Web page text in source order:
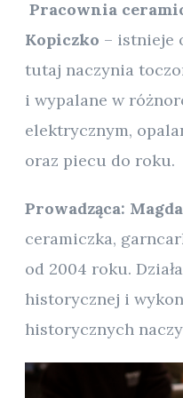
Pracownia
Kopiczko – istnieje
tutaj naczynia
i wypalane w
elektrycznym,
oraz piecu do roku.
Prowadząca:
ceramiczka,
od 2004 roku.
historycznej i
historycznych